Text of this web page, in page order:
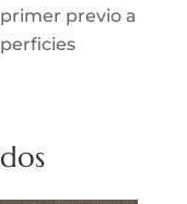
previo a